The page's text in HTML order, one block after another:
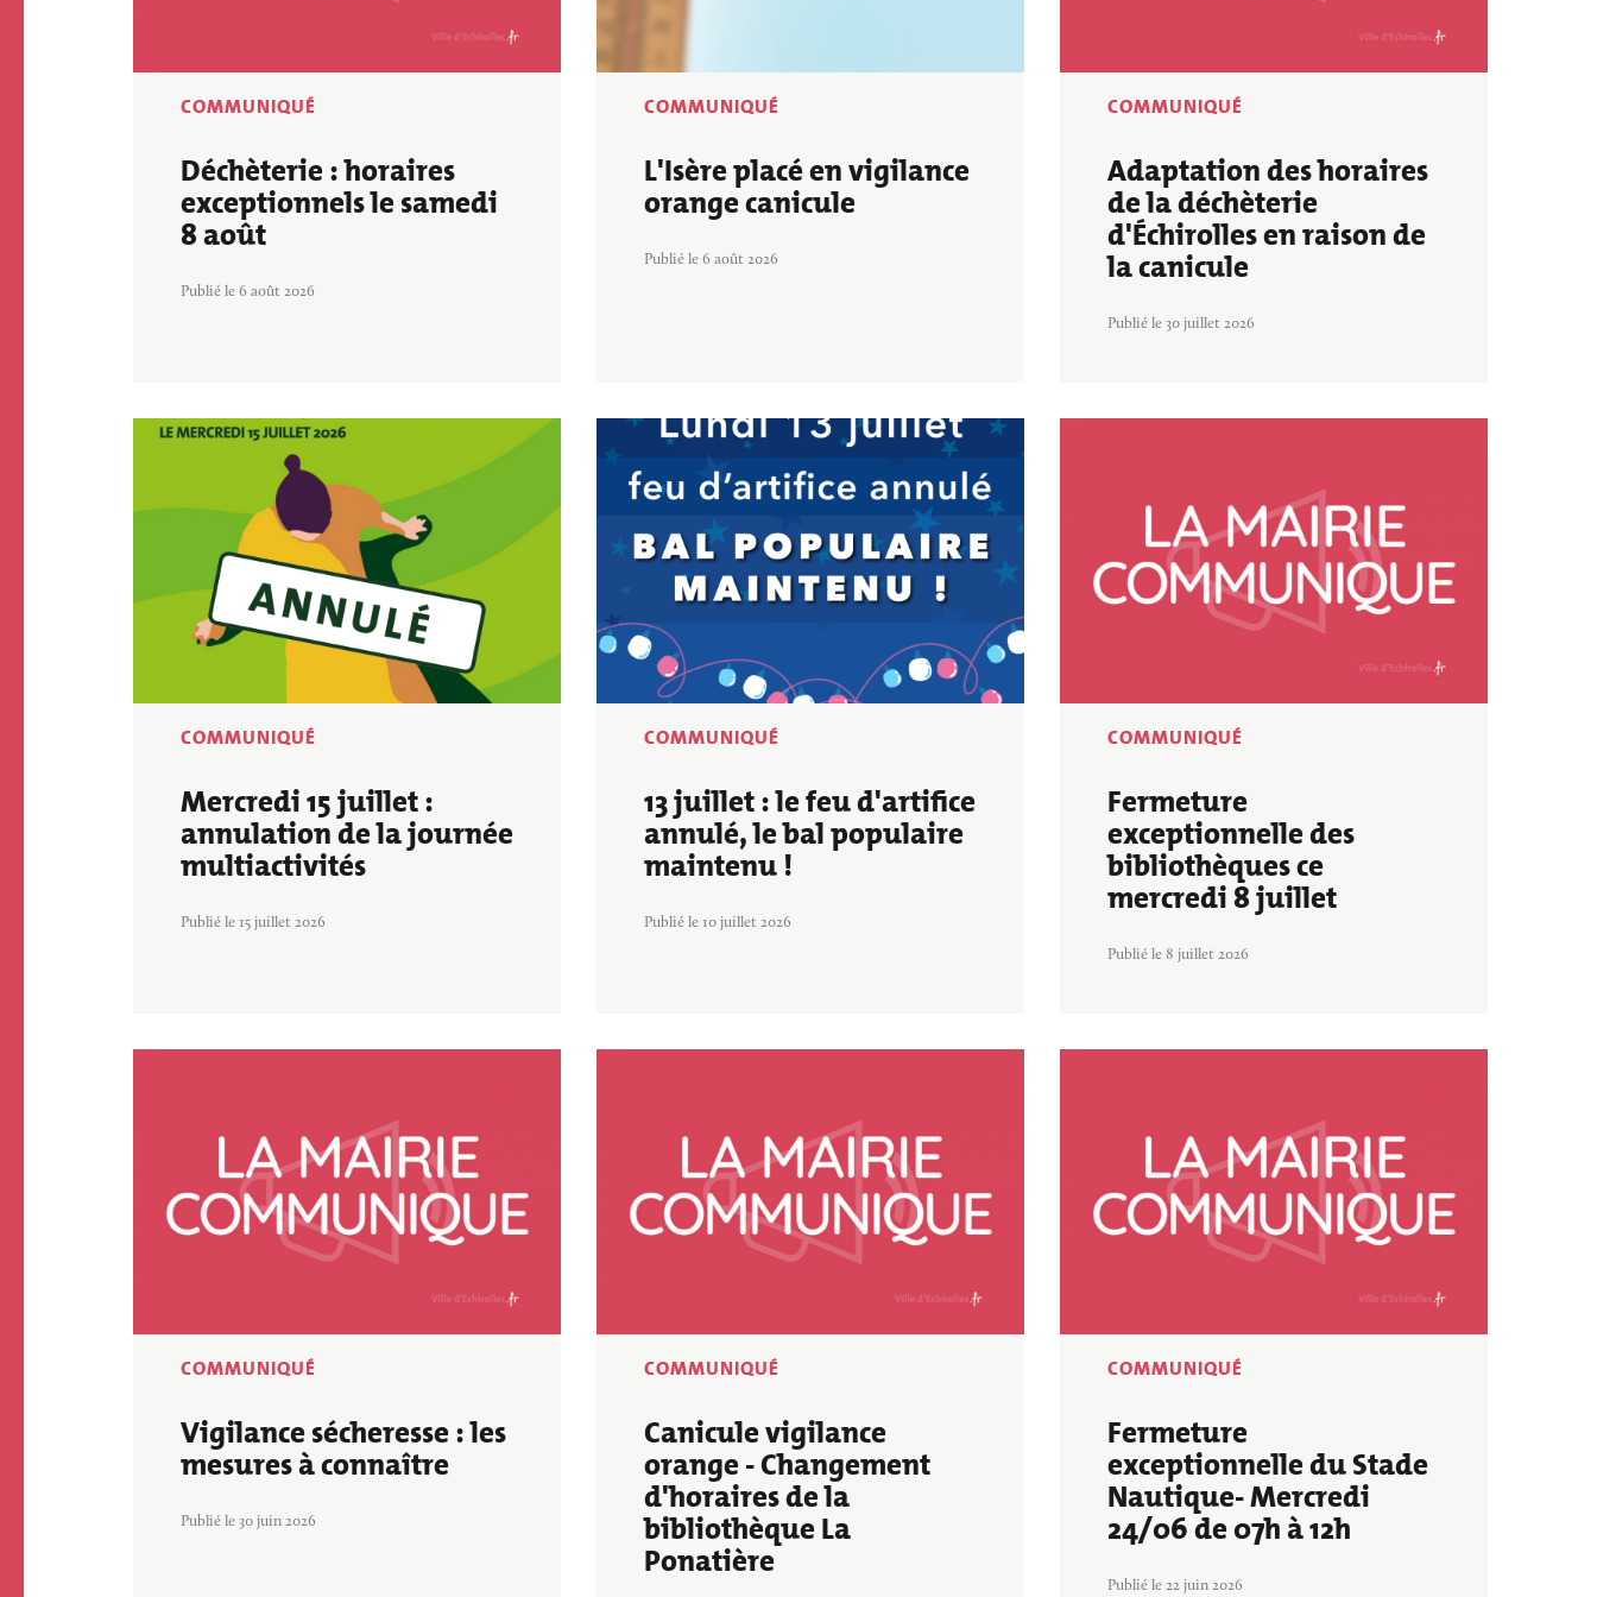
BIENVENUE À
ECHIROLLES !
ECOLE ET
PÉRISCOLAIRE
PARCS ET JARDINS
COMMUNIQUÉ
Déchèterie : horaires
exceptionnels le samedi
8 août
Publié le 6 août 2026
COMMUNIQUÉ
L'Isère placé en vigilance
orange canicule
Publié le 6 août 2026
COMMUNIQUÉ
Adaptation des horaires
de la déchèterie
d'Échirolles en raison de
la canicule
Publié le 30 juillet 2026
Image
COMMUNIQUÉ
Mercredi 15 juillet :
annulation de la journée
multiactivités
Publié le 15 juillet 2026
Image
COMMUNIQUÉ
13 juillet : le feu d'artifice
annulé, le bal populaire
maintenu !
Publié le 10 juillet 2026
COMMUNIQUÉ
Fermeture
exceptionnelle des
bibliothèques ce
mercredi 8 juillet
Publié le 8 juillet 2026
COMMUNIQUÉ
Vigilance sécheresse : les
mesures à connaître
Publié le 30 juin 2026
COMMUNIQUÉ
Canicule vigilance
orange - Changement
d'horaires de la
bibliothèque La
Ponatière
COMMUNIQUÉ
Fermeture
exceptionnelle du Stade
Nautique- Mercredi
24/06 de 07h à 12h
Publié le 22 juin 2026